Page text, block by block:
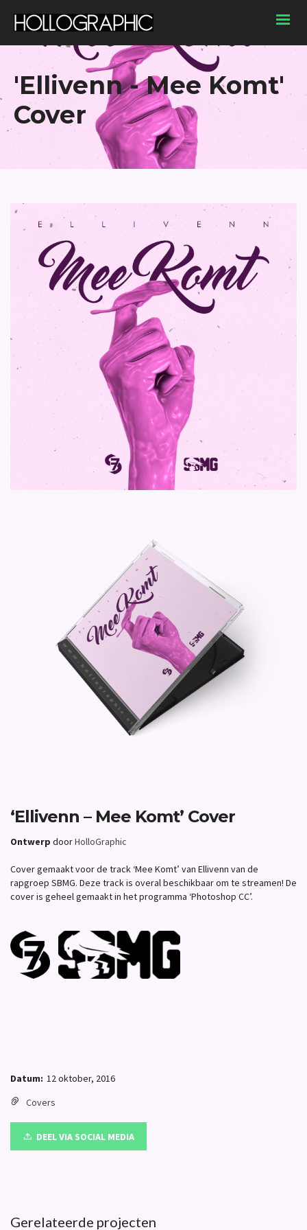
'Ellivenn - Mee Komt'
Cover
‘Ellivenn – Mee Komt’ Cover
Ontwerp doorHolloGraphic
Cover gemaakt voor de track ‘Mee Komt’ van Ellivenn van de
rapgroep SBMG. Deze track is overal beschikbaar om te streamen! De
cover is geheel gemaakt in het programma ‘Photoshop CC’.
Datum: 12 oktober, 2016
Covers
DEEL VIA SOCIAL MEDIA
Gerelateerde projecten